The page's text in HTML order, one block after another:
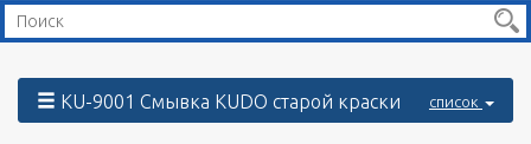
KU-9001 Смывка KUDO старой краски список